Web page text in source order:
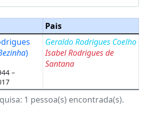
Pais
)
–
Geraldo Rodrigues Coelho
Isabel Rodrigues de
Santana
1 pessoa(s) encontrada(s).